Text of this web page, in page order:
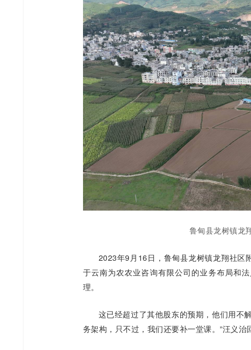
鲁甸县龙树镇龙
2023年9月16日，鲁甸县龙树镇龙翔社区
于云南为农农业咨询有限公司的业务布局和
理。
这已经超过了其他股东的预期，他们用不
务架构，只不过，我们还要补一堂课。”汪义治